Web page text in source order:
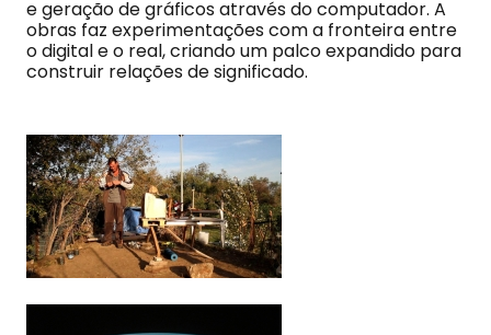
e geração de gráficos através do computador. A
obras faz experimentações com a fronteira entre
o digital e o real, criando um palco expandido para
construir relações de significado.